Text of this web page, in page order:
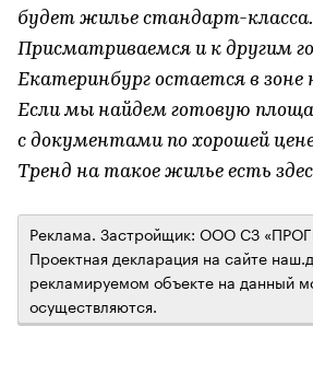
будет жилье стандарт-класса.
Присматриваемся и к другим
Екатеринбург остается в зоне
Если мы найдем готовую
с документами по хорошей
Тренд на такое жилье есть
Реклама. Застройщик: ООО СЗ
Проектная декларация на сайте
рекламируемом объекте на данный
осуществляются.